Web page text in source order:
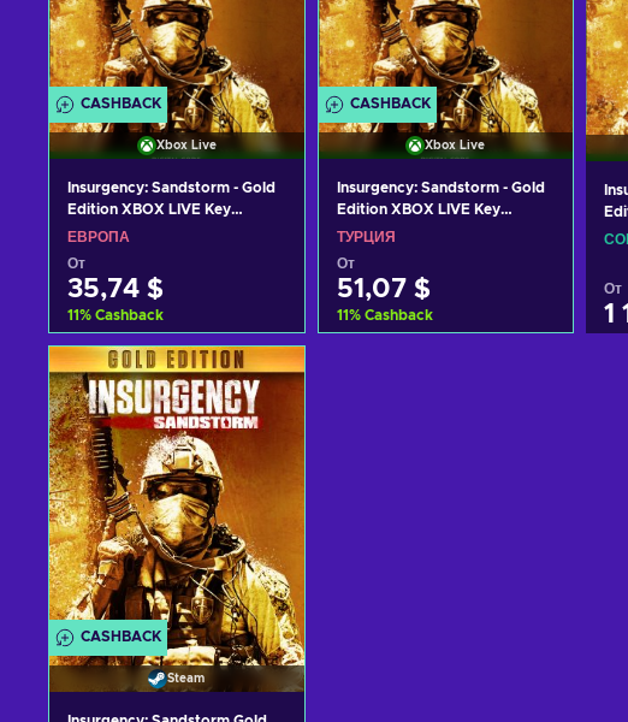
CASHBACK
Xbox Live
Insurgency: Sandstorm - Gold
Edition XBOX LIVE Key
EUROPE
ЕВРОПА
От
35,74 $
11% Cashback
Добавить в корзину
View offers
CASHBACK
Xbox Live
Insurgency: Sandstorm - Gold
Edition XBOX LIVE Key
TURKEY
ТУРЦИЯ
От
51,07 $
11% Cashback
От
1
CASHBACK
Steam